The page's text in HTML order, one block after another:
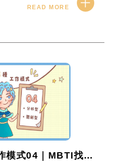
READ MORE
MBTI中的八種工作模式04｜MBTI找天賦！